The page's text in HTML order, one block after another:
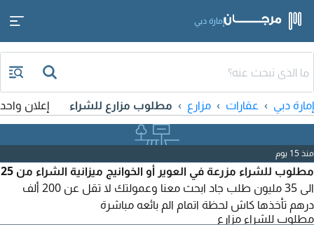
إمارة دبي
إمارة دبي عقارات مزارع مطلوب مزارع للشراء إعلان واحد
منذ 15 يوم
مطلوب للشراء مزرعة في العوير أو الخوانيج ميزانية الشراء من 25
الى 35 مليون طلب جاد ابحث معنا وعمولتك لا تقل عن 200 ألف
درهم تأخذها كاش لحظة اتمام الم بائعه مباشرة
مطلوب للشراء مزارع